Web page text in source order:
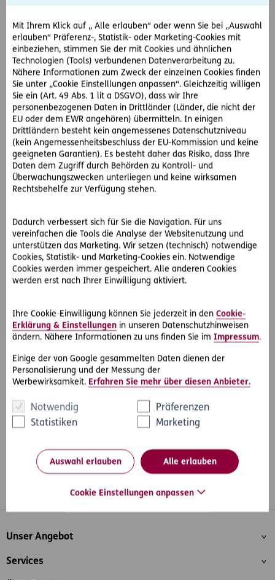
Mit Ihrem Klick auf „ Alle erlauben“ oder wenn Sie bei „Auswahl
erlauben“ Präferenz-, Statistik- oder Marketing-Cookies mit
einbeziehen, stimmen Sie der mit Cookies und ähnlichen
Technologien (Tools) verbundenen Datenverarbeitung zu.
Nähere Informationen zum Zweck der einzelnen Cookies finden
Sie unter „Cookie Einstelllungen anpassen“. Gleichzeitig willigen
Sie ein (Art. 49 Abs. 1 lit a DSGVO), dass wir Ihre
personenbezogenen Daten in Drittländer (Länder, die nicht der
EU oder dem EWR angehören) übermitteln. In einigen
Drittländern besteht kein angemessenes Datenschutzniveau
(kein Angemessenheitsbeschluss der EU-Kommission und keine
geeigneten Garantien). Es besteht daher das Risiko, dass Ihre
Daten dem Zugriff durch Behörden zu Kontroll- und
Überwachungszwecken unterliegen und keine wirksamen
Rechtsbehelfe zur Verfügung stehen.
Dadurch verbessert sich für Sie die Navigation. Für uns
vereinfachen die Tools die Analyse der Websitenutzung und
unterstützen das Marketing. Wir setzen (technisch) notwendige
Cookies, Statistik- und Marketing-Cookies ein. Notwendige
Cookies werden immer gespeichert. Alle anderen Cookies
werden erst nach Ihrer Einwilligung aktiviert.
Ihre Cookie-Einwilligung können Sie jederzeit in den Cookie-
Erklärung & Einstellungen in unseren Datenschutzhinweisen
ändern. Nähere Informationen zu uns finden Sie im Impressum.
Einige der von Google gesammelten Daten dienen der
Personalisierung und der Messung der
Werbewirksamkeit. Erfahren Sie mehr über diesen Anbieter.
Notwendig
Präferenzen
Statistiken
Marketing
Auswahl erlauben Alle erlauben
Cookie Einstellungen anpassen
und verletzt sich schwer. Das Eisengestell ist vom Schiweg
nicht sichtbar und erfüllt auch keine Funktion, es liegt am
Rand eines angrenzenden Weges, der je nach Schneelage
auch benützt wird, um wieder zur Hauptpiste zu kommen.
Frau M. gesteht ein 50%iges Mitverschulden an dem Unfall
zu, für 50% der erlittenen Schmerzen soll aber der
Pistenerhalter, die G.-GmbH haften.
Alle drei Instanzen sprechen Frau M., unter
Berücksichtigung des Mitverschuldens, Schmerzengeld zu:
Das Eisengestell befindet sich zwar außerhalb der
eigentlichen Piste, liegt aber dennoch in einem von
Schifahrern regelmäßig befahrenen, pistenähnlichen
Bereich. Mangels entsprechender Kennzeichnung darf man
der Hauptpiste. In einem derartigen Bereich muss ein
Schifahrer auch nicht mit einem nicht sichtbaren und völlig
funktionslosen Eisengestell rechnen.
Von der Haftung des Pistenerhalters sind also auch
#Rechtsprechung #Schadensersatz
Outdoor
WhatsappFacebookInstagramLinkedInBlog
Inhaltsübersicht
Unser Angebot
Services